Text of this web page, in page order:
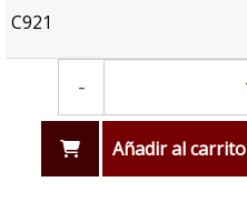
C921
-
Añadir al carrito